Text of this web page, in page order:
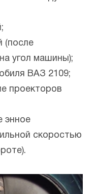
(после
угол машины);
ВАЗ 2109;
проекторов
энное
скоростью